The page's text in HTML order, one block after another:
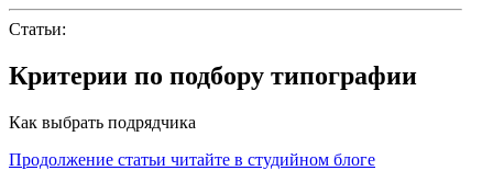
Статьи:
Критерии по подбору типографии
Как выбрать подрядчика
Продолжение статьи читайте в студийном блоге